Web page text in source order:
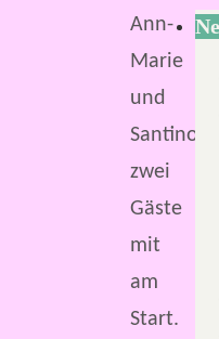
Ann-
Marie
und
Santino
zwei
Gäste
mit
am
Start.